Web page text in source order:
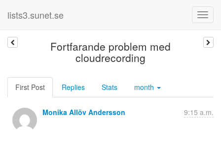
lists3.sunet.se
Fortfarande problem med
cloudrecording
First Post Replies Stats month
Monika Allöv Andersson 9:15 a.m.